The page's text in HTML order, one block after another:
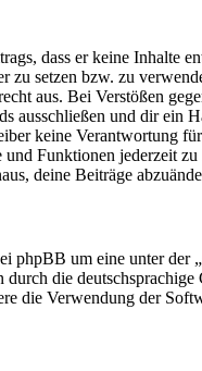
dass er keine Inhalte
zu setzen bzw. zu
aus. Bei Verstößen
ausschließen und dir ein
keine Verantwortung
Funktionen jederzeit zu
deine Beiträge
phpBB um eine unter der „
durch die
die Verwendung der